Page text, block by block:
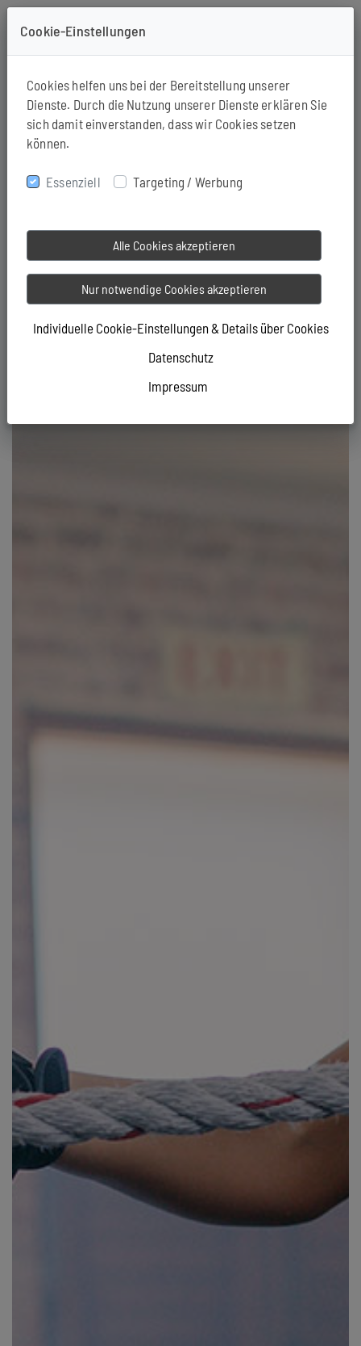
Cookie-Einstellungen
Cookies helfen uns bei der Bereitstellung unserer
Dienste. Durch die Nutzung unserer Dienste erklären Sie
sich damit einverstanden, dass wir Cookies setzen
können.
Essenziell Targeting / Werbung
Alle Cookies akzeptieren
Nur notwendige Cookies akzeptieren
Individuelle Cookie-Einstellungen & Details über Cookies
Datenschutz
Impressum